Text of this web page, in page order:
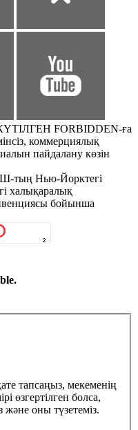
FORBIDDEN-ға
коммерциялық
пайдалану көзін
тың Нью-Йорктегі
халықаралық
бойынша
тапсаңыз, мекеменің
өзгертілген болса,
және оны түзетеміз.